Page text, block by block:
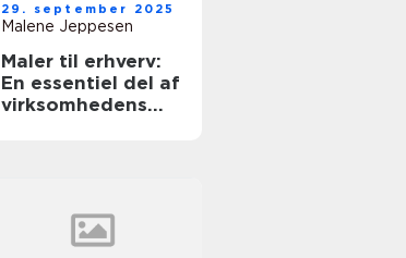
29. september 2025
Malene Jeppesen
Maler til erhverv:
En essentiel del af
virksomhedens